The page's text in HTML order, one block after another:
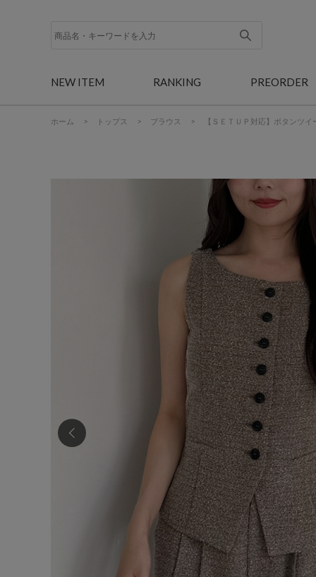
NEW ITEM RANKING PREORDER
ホーム > トップス > ブラウス > 【ＳＥＴＵＰ対応】ボタンツイ